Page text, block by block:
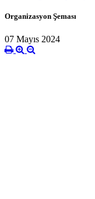
Organizasyon Şeması
07 Mayıs 2024